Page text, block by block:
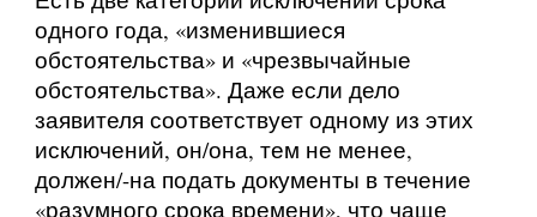
одного года, «изменившиеся
обстоятельства» и «чрезвычайные
обстоятельства». Даже если дело
заявителя соответствует одному из этих
исключений, он/она, тем не менее,
должен/-на подать документы в течение
«разумного срока времени», что чаще